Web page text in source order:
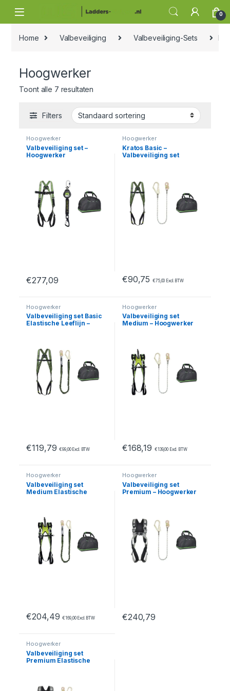
0
Home Valbeveiliging Valbeveiliging-Sets
Hoogwerker
Toont alle 7 resultaten
Filters
Hoogwerker
Valbeveiliging set –
Hoogwerker
€277,09
Dit product heeft meerdere variaties. Deze optie kan
Hoogwerker
Kratos Basic –
Valbeveiliging set
€90,75 €75,00 Excl. BTW
Hoogwerker
Valbeveiliging set Basic
Elastische Leeflijn –
€119,79 €99,00Excl. BTW
Hoogwerker
Valbeveiliging set
Medium – Hoogwerker
€168,19 €139,00Excl. BTW
Hoogwerker
Valbeveiliging set
Medium Elastische
€204,49 €169,00Excl. BTW
Hoogwerker
Valbeveiliging set
Premium – Hoogwerker
€240,79
Dit product heeft meerdere
Hoogwerker
Valbeveiliging set
Premium Elastische